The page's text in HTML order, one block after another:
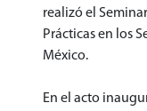
realizó el
Prácticas en los
México.
En el acto